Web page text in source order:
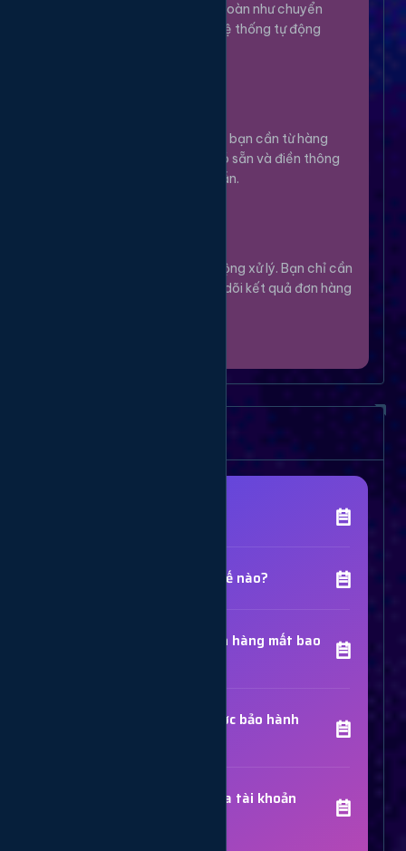
phương thức an toàn như chuyển
khoản, Momo... Hệ thống tự động
Lựa chọn dịch vụ bạn cần từ hàng
ngàn tùy chọn có sẵn và điền thông
tin theo hướng dẫn.
Hệ thống sẽ tự động xử lý. Bạn chỉ cần
thư giãn và theo dõi kết quả đơn hàng
Chất lượng dịch vụ như thế nào?
Thời gian hoàn thành đơn hàng mất bao
Các dịch vụ đã mua có được bảo hành
Sử dụng dịch vụ có bị khóa tài khoản